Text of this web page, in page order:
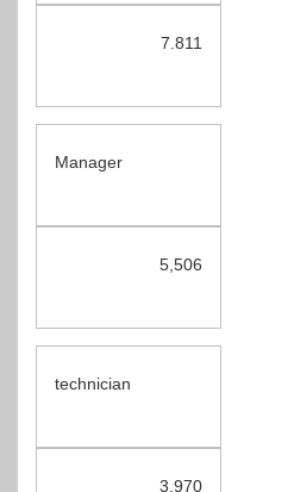
7.811
Manager
5,506
technician
3,970